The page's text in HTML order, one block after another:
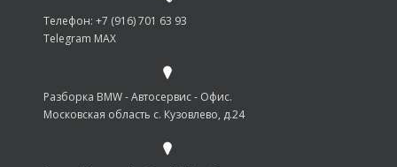
Телефон: +7 (916) 701 63 93
Telegram MAX
Разборка BMW - Автосервис - Офис.
Московская область с. Кузовлево, д.24